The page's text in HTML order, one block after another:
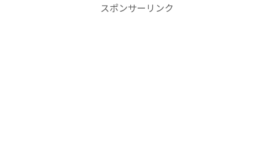
スポンサーリンク